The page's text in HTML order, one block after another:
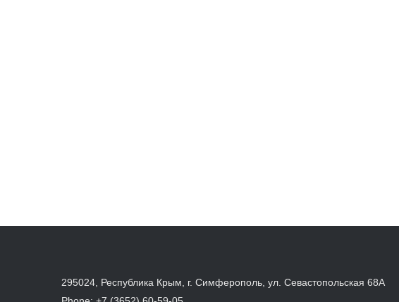
295024, Республика Крым, г. Симферополь, ул. Севастопольская 68А